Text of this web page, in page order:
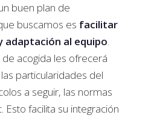
buen plan de
buscamos es facilitar
adaptación al equipo.
de acogida les ofrecerá
particularidades del
a seguir, las normas
Esto facilita su integración